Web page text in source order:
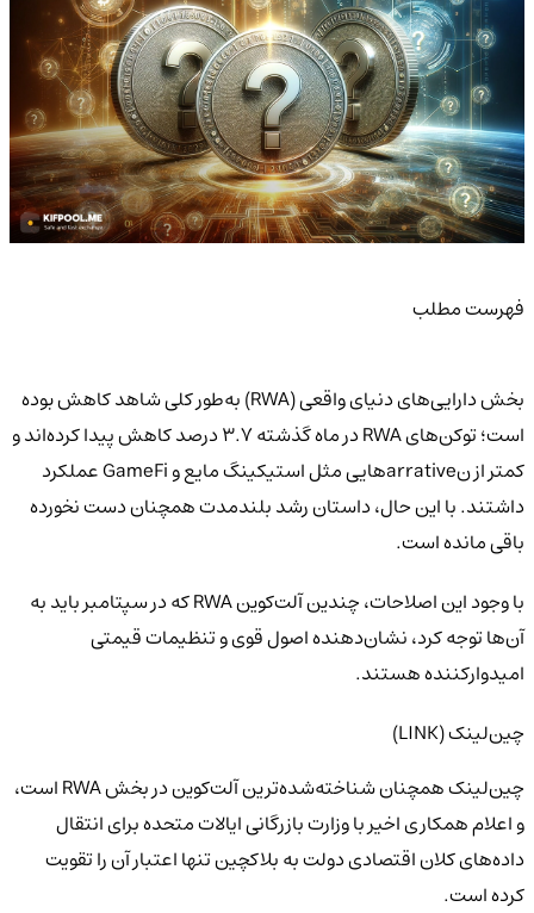
فهرست مطلب
بخش دارایی‌های دنیای واقعی (RWA) به‌طور کلی شاهد کاهش بوده
است؛ توکن‌های RWA در ماه گذشته ۳.۷ درصد کاهش پیدا کرده‌اند و
کمتر از نarrativeهایی مثل استیکینگ مایع و GameFi عملکرد
داشتند. با این حال، داستان رشد بلندمدت همچنان دست نخورده
باقی مانده است.
با وجود این اصلاحات، چندین آلت‌کوین RWA که در سپتامبر باید به
آن‌ها توجه کرد، نشان‌دهنده اصول قوی و تنظیمات قیمتی
امیدوارکننده هستند.
چین‌لینک (LINK)
چین‌لینک همچنان شناخته‌شده‌ترین آلت‌کوین در بخش RWA است،
و اعلام همکاری اخیر با وزارت بازرگانی ایالات متحده برای انتقال
داده‌های کلان اقتصادی دولت به بلاکچین تنها اعتبار آن را تقویت
کرده است.